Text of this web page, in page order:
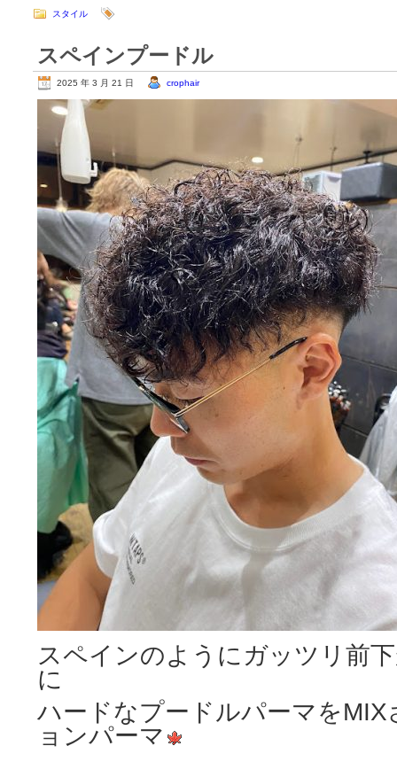
スタイル
スペインプードル
2025 年 3 月 21 日 crophair
スペインのようにガッツリ前
に
ハードなプードルパーマを
ョンパーマ